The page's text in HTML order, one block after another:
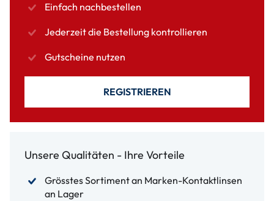
Einfach nachbestellen
Jederzeit die Bestellung kontrollieren
Gutscheine nutzen
REGISTRIEREN
Unsere Qualitäten - Ihre Vorteile
Grösstes Sortiment an Marken-Kontaktlinsen
an Lager